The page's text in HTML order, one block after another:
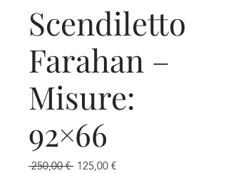
Scendiletto
Farahan –
Misure:
92×66
250,00 € Prezzo
125,00 €Prezzo